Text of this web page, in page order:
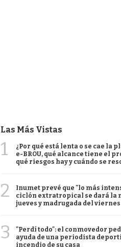
Las Más Vistas
1
¿Por qué está lenta o se cae la
e-BROU, qué alcance tiene el
qué riesgos hay y cuándo se
2
Inumet prevé que "lo más
ciclón extratropical se dará la
jueves y madrugada del viernes
3
"Perdí todo": el conmovedor
ayuda de una periodista
incendio de su casa